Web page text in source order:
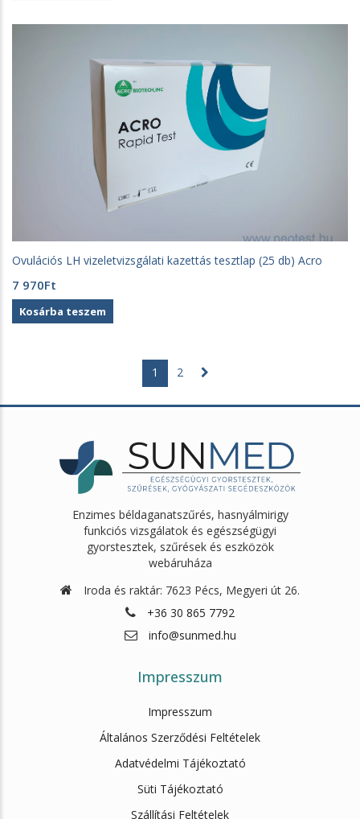
Ovulációs LH vizeletvizsgálati kazettás tesztlap (25 db) Acro
7 970Ft
Kosárba teszem
1 2
Enzimes béldaganatszűrés, hasnyálmirigy
funkciós vizsgálatok és egészségügyi
gyorstesztek, szűrések és eszközök
webáruháza
Iroda és raktár: 7623 Pécs, Megyeri út 26.
+36 30 865 7792
info@sunmed.hu
Impresszum
Impresszum
Általános Szerződési Feltételek
Adatvédelmi Tájékoztató
Süti Tájékoztató
Szállítási Feltételek